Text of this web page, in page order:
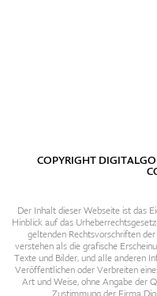
COPYRIGHT
Der Inhalt dieser Webseite ist das
Hinblick auf das
geltenden Rechtsvorschriften
verstehen als die grafische
Texte und Bilder, und alle anderen
Veröffentlichen oder Verbreiten
Art und Weise, ohne Angabe der
Zustimmung der Firma